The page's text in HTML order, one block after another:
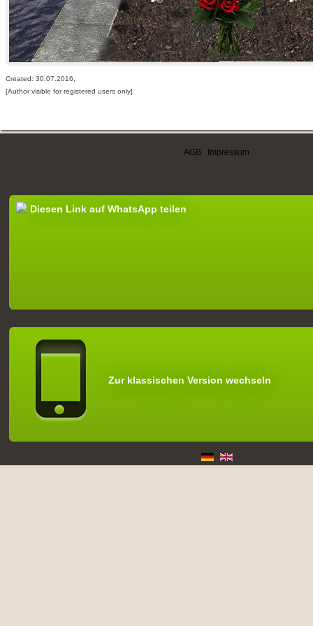
Created: 30.07.2016,
[Author visible for registered users only]
AGB Impressum
Diesen Link auf WhatsApp teilen
Zur klassischen Version wechseln